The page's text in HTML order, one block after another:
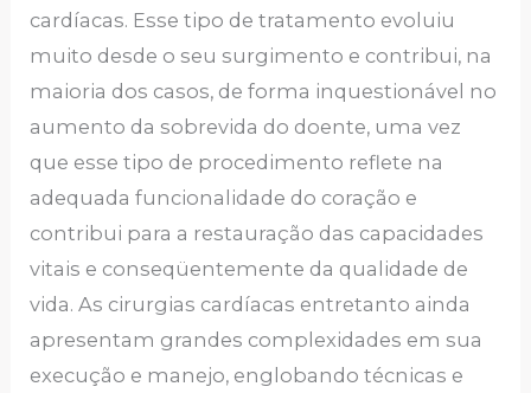
cardíacas. Esse tipo de tratamento evoluiu
muito desde o seu surgimento e contribui, na
maioria dos casos, de forma inquestionável no
aumento da sobrevida do doente, uma vez
que esse tipo de procedimento reflete na
adequada funcionalidade do coração e
contribui para a restauração das capacidades
vitais e conseqüentemente da qualidade de
vida. As cirurgias cardíacas entretanto ainda
apresentam grandes complexidades em sua
execução e manejo, englobando técnicas e